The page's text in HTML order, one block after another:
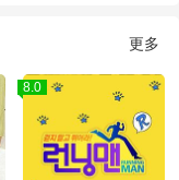
更多
8.0